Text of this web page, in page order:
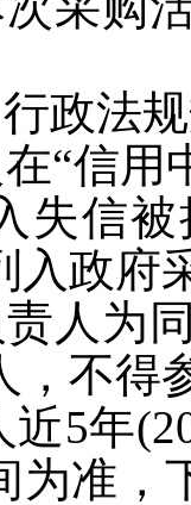
政法
“信用
失信
入政府
人为
，不得
近5年
为准，